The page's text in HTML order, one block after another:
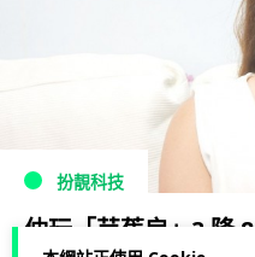
扮靚科技
仲玩「芭蕉扇」? 降